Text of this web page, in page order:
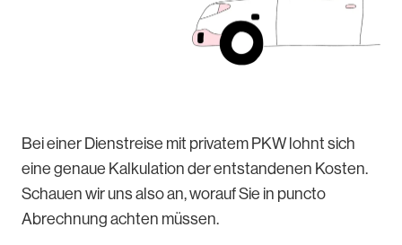
Bei einer Dienstreise mit privatem PKW lohnt sich
eine genaue Kalkulation der entstandenen Kosten.
Schauen wir uns also an, worauf Sie in puncto
Abrechnung achten müssen.